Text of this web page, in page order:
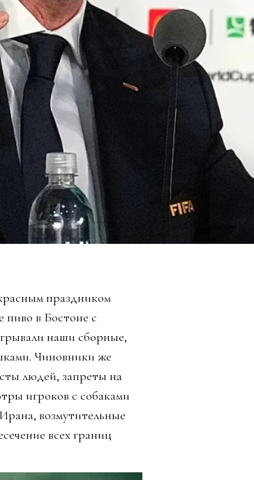
праздником
пиво в Бостоне с
наши сборные,
Чиновники же
людей, запреты на
игроков с собаками
возмутительные
всех границ